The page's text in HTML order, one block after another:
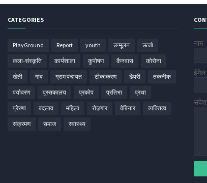
CATEGORIES
PlayGround Report youth उन्मूलन ऊर्जा
कला-संस्कृति कार्यशाला कुपोषण कैनवास कोरोना
खेती गांव ग्राम पंचायत टीकाकरण डेयरी तकनीक
पर्यावरण पुस्तकालय प्रकोप प्रतिभा प्रथा
प्रेरणा बदलाव महिला रोज़गार वेबिनार व्यक्तित्व
संक्रमण समाज स्वास्थ्य
नाम
ईमेल
संदेश